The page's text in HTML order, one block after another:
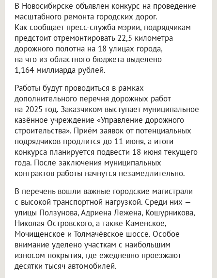
В Новосибирске объявлен конкурс на проведение
масштабного ремонта городских дорог.
Как сообщает пресс-служба мэрии, подрядчикам
предстоит отремонтировать 22,5 километра
дорожного полотна на 18 улицах города,
на что из областного бюджета выделено
1,164 миллиарда рублей.
Работы будут проводиться в рамках
дополнительного перечня дорожных работ
на 2025 год. Заказчиком выступает муниципальное
казённое учреждение «Управление дорожного
строительства». Приём заявок от потенциальных
подрядчиков продлится до 11 июня, а итоги
конкурса планируется подвести 18 июня текущего
года. После заключения муниципальных
контрактов работы начнутся незамедлительно.
В перечень вошли важные городские магистрали
с высокой транспортной нагрузкой. Среди них —
улицы Ползунова, Адриена Лежена, Кошурникова,
Николая Островского, а также Каменское,
Мочищенское и Толмачёвское шоссе. Особое
внимание уделено участкам с наибольшим
износом покрытия, где ежедневно проезжают
десятки тысяч автомобилей.